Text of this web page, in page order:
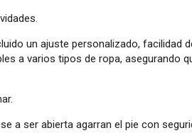
un ajuste personalizado, facilidad
a varios tipos de ropa, asegurando
a ser abierta agarran el pie con